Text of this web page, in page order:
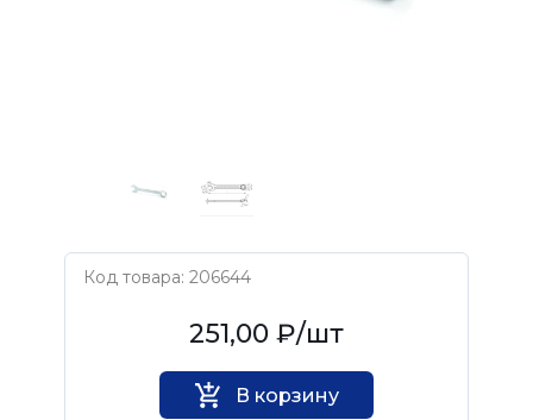
Код товара: 206644
Камышинский завод слесарно-
251,00 ₽/шт
В корзину